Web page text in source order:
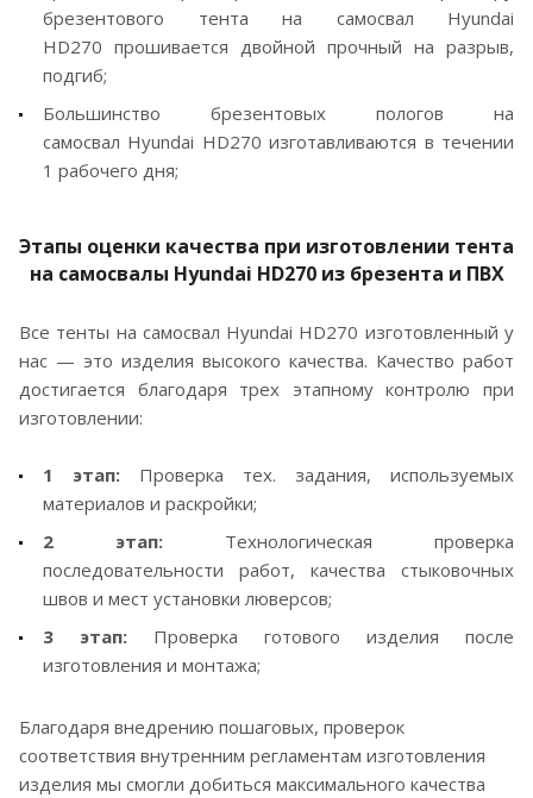
брезентового тента на самосвал Hyundai
HD270 прошивается двойной прочный на разрыв,
подгиб;
Большинство брезентовых пологов на
самосвал Hyundai HD270 изготавливаются в течении
1 рабочего дня;
Этапы оценки качества при изготовлении тента
на самосвалы Hyundai HD270 из брезента и ПВХ
Все тенты на самосвал Hyundai HD270 изготовленный у
нас — это изделия высокого качества. Качество работ
достигается благодаря трех этапному контролю при
изготовлении:
1 этап: Проверка тех. задания, используемых
материалов и раскройки;
2 этап: Технологическая проверка
последовательности работ, качества стыковочных
швов и мест установки люверсов;
3 этап: Проверка готового изделия после
изготовления и монтажа;
Благодаря внедрению пошаговых, проверок
соответствия внутренним регламентам изготовления
изделия мы смогли добиться максимального качества